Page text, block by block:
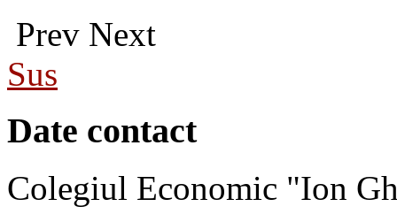
Prev Next
Sus
Date contact
Colegiul Economic "Ion